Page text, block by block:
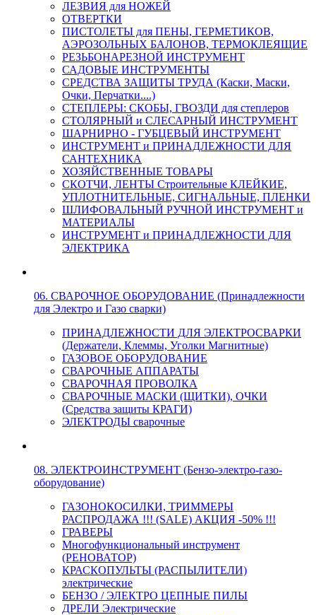
ЛЕЗВИЯ для НОЖЕЙ
ОТВЕРТКИ
ПИСТОЛЕТЫ для ПЕНЫ, ГЕРМЕТИКОВ,
АЭРОЗОЛЬНЫХ БАЛОНОВ, ТЕРМОКЛЕЯЩИЕ
РЕЗЬБОНАРЕЗНОЙ ИНСТРУМЕНТ
САДОВЫЕ ИНСТРУМЕНТЫ
СРЕДСТВА ЗАЩИТЫ ТРУДА (Каски, Маски,
Очки, Перчатки....)
СТЕПЛЕРЫ: СКОБЫ, ГВОЗДИ для степлеров
СТОЛЯРНЫЙ и СЛЕСАРНЫЙ ИНСТРУМЕНТ
ШАРНИРНО - ГУБЦЕВЫЙ ИНСТРУМЕНТ
ИНСТРУМЕНТ и ПРИНАДЛЕЖНОСТИ ДЛЯ
САНТЕХНИКА
ХОЗЯЙСТВЕННЫЕ ТОВАРЫ
СКОТЧИ, ЛЕНТЫ Строительные КЛЕЙКИЕ,
УПЛОТНИТЕЛЬНЫЕ, СИГНАЛЬНЫЕ, ПЛЕНКИ
ШЛИФОВАЛЬНЫЙ РУЧНОЙ ИНСТРУМЕНТ и
МАТЕРИАЛЫ
ИНСТРУМЕНТ и ПРИНАДЛЕЖНОСТИ ДЛЯ
ЭЛЕКТРИКА
06. СВАРОЧНОЕ ОБОРУДОВАНИЕ (Принадлежности
для Электро и Газо сварки)
ПРИНАДЛЕЖНОСТИ ДЛЯ ЭЛЕКТРОСВАРКИ
(Держатели, Клеммы, Уголки Магнитные)
ГАЗОВОЕ ОБОРУДОВАНИЕ
СВАРОЧНЫЕ АППАРАТЫ
СВАРОЧНАЯ ПРОВОЛКА
СВАРОЧНЫЕ МАСКИ (ЩИТКИ), ОЧКИ
(Средства защиты КРАГИ)
ЭЛЕКТРОДЫ сварочные
08. ЭЛЕКТРОИНСТРУМЕНТ (Бензо-электро-газо-
оборудование)
ГАЗОНОКОСИЛКИ, ТРИММЕРЫ
РАСПРОДАЖА !!! (SALE) АКЦИЯ -50% !!!
ГРАВЕРЫ
Многофункциональный инструмент
(РЕНОВАТОР)
КРАСКОПУЛЬТЫ (РАСПЫЛИТЕЛИ)
электрические
БЕНЗО / ЭЛЕКТРО ЦЕПНЫЕ ПИЛЫ
ДРЕЛИ Электрические